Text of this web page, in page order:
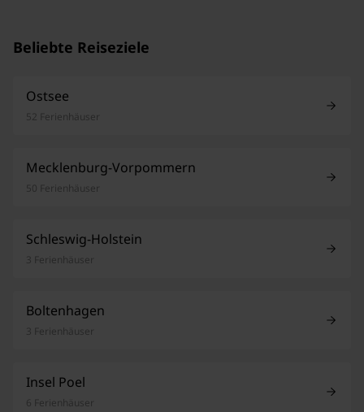
Beliebte Reiseziele
Ostsee
52 Ferienhäuser
Mecklenburg-Vorpommern
50 Ferienhäuser
Schleswig-Holstein
3 Ferienhäuser
Boltenhagen
3 Ferienhäuser
Insel Poel
6 Ferienhäuser